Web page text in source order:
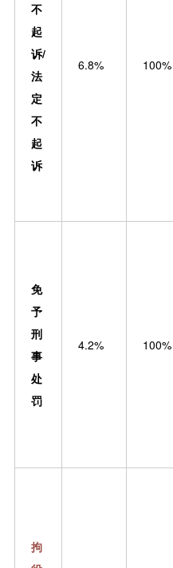
不
起
诉/
法
定
不
起
诉
6.8% 100%
免
予
刑
事
处
罚
4.2% 100%
拘